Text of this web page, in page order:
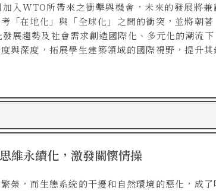
入WTO所帶來之衝擊與機會，未來的發展將兼
「在地化」與「全球化」之間的衝突，並將朝著
展趨勢及社會需求創造國際化、多元化的潮流下
與深度，拓展學生建築領域的國際視野，提升其
維永續化，激發關懷情操
榮，而生態系統的干擾和自然環境的惡化，成了